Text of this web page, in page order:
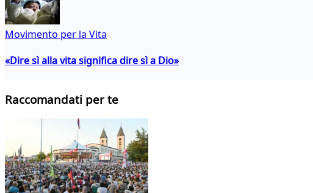
Movimento per la Vita
«Dire sì alla vita significa dire sì a Dio»
Raccomandati per te